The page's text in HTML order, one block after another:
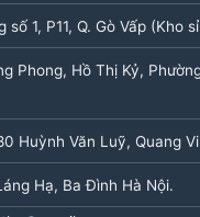
1, P11, Q. Gò Vấp (Kho
Phong, Hồ Thị Kỷ,
Huỳnh Văn Luỹ, Quang
Hạ, Ba Đình Hà Nội.